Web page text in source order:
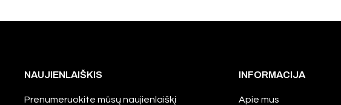
NAUJIENLAIŠKIS
Prenumeruokite mūsų naujienlaiškį
INFORMACIJA
Apie mus